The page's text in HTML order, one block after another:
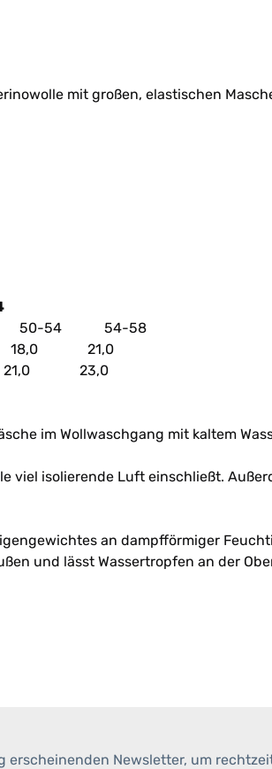
mit großen, elastischen
54 54-58
21,0
23,0
im Wollwaschgang mit kaltem
viel isolierende Luft einschließt.
an dampfförmiger
und lässt Wassertropfen an der
erscheinenden Newsletter, um